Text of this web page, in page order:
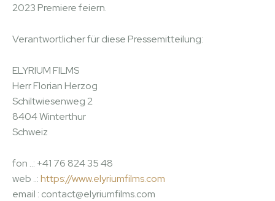
2023 Premiere feiern.
Verantwortlicher für diese Pressemitteilung:
ELYRIUM FILMS
Herr Florian Herzog
Schiltwiesenweg 2
8404 Winterthur
Schweiz
fon ..: +41 76 824 35 48
web ..:https://www.elyriumfilms.com
email : contact@elyriumfilms.com